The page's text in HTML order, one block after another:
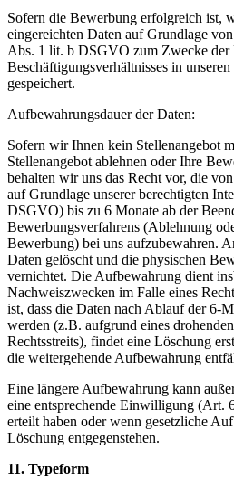
Sofern die Bewerbung erfolgreich ist,
eingereichten Daten auf Grundlage
Abs. 1 lit. b DSGVO zum Zwecke der
Beschäftigungsverhältnisses in
gespeichert.
Aufbewahrungsdauer der Daten:
Sofern wir Ihnen kein Stellenangebot
Stellenangebot ablehnen oder Ihre
behalten wir uns das Recht vor, die
auf Grundlage unserer berechtigten
DSGVO) bis zu 6 Monate ab der
Bewerbungsverfahrens (Ablehnung
Bewerbung) bei uns aufzubewahren.
Daten gelöscht und die physischen
vernichtet. Die Aufbewahrung dient
Nachweiszwecken im Falle eines
ist, dass die Daten nach Ablauf der 6-
werden (z.B. aufgrund eines
Rechtsstreits), findet eine Löschung
die weitergehende Aufbewahrung
Eine längere Aufbewahrung kann
eine entsprechende Einwilligung (Art.
erteilt haben oder wenn gesetzliche
Löschung entgegenstehen.
11. Typeform